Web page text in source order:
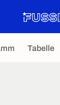
Tabelle